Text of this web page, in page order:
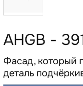
AHGB -
Фасад, который
деталь